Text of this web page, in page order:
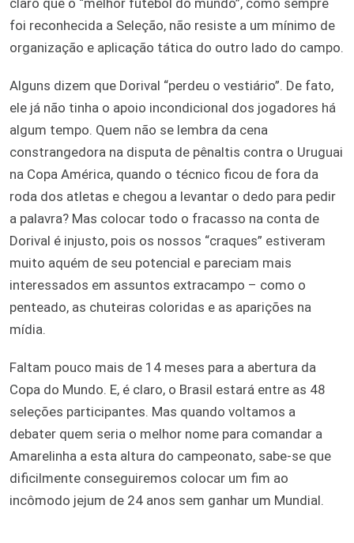
foi reconhecida a Seleção, não resiste a um mínimo de
organização e aplicação tática do outro lado do campo.
Alguns dizem que Dorival “perdeu o vestiário”. De fato,
ele já não tinha o apoio incondicional dos jogadores há
algum tempo. Quem não se lembra da cena
constrangedora na disputa de pênaltis contra o Uruguai
na Copa América, quando o técnico ficou de fora da
roda dos atletas e chegou a levantar o dedo para pedir
a palavra? Mas colocar todo o fracasso na conta de
Dorival é injusto, pois os nossos “craques” estiveram
muito aquém de seu potencial e pareciam mais
interessados em assuntos extracampo – como o
penteado, as chuteiras coloridas e as aparições na
mídia.
Faltam pouco mais de 14 meses para a abertura da
Copa do Mundo. E, é claro, o Brasil estará entre as 48
seleções participantes. Mas quando voltamos a
debater quem seria o melhor nome para comandar a
Amarelinha a esta altura do campeonato, sabe-se que
dificilmente conseguiremos colocar um fim ao
incômodo jejum de 24 anos sem ganhar um Mundial.